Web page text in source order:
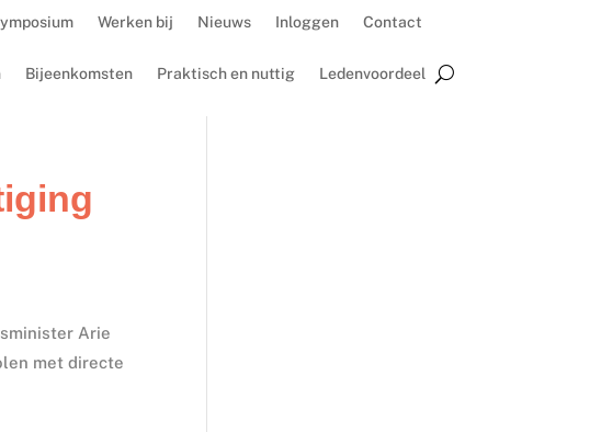
Werken bij Nieuws Inloggen Contact
Bijeenkomsten Praktisch en nuttig Ledenvoordeel
Arie
met directe